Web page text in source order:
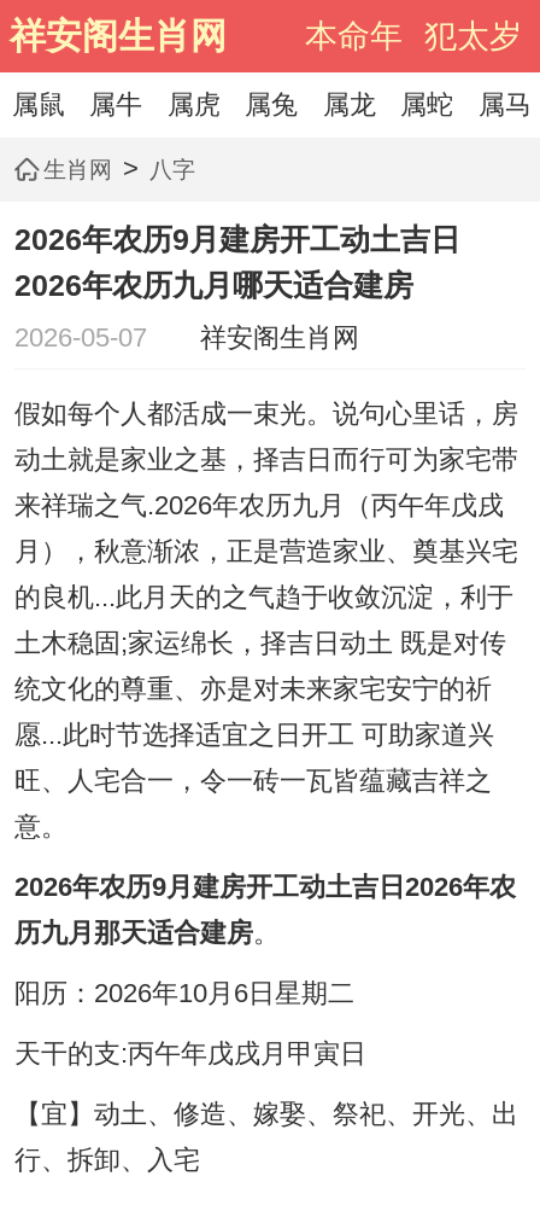
祥安阁生肖网 本命年 犯太岁
属鼠 属牛 属虎 属兔 属龙 属蛇 属马
生肖网 > 八字
2026年农历9月建房开工动土吉日
2026年农历九月哪天适合建房
2026-05-07 祥安阁生肖网
假如每个人都活成一束光。说句心里话，房
动土就是家业之基，择吉日而行可为家宅带
来祥瑞之气.2026年农历九月（丙午年戊戌
月），秋意渐浓，正是营造家业、奠基兴宅
的良机...此月天的之气趋于收敛沉淀，利于
土木稳固;家运绵长，择吉日动土 既是对传
统文化的尊重、亦是对未来家宅安宁的祈
愿...此时节选择适宜之日开工 可助家道兴
旺、人宅合一，令一砖一瓦皆蕴藏吉祥之
意。
2026年农历9月建房开工动土吉日2026年农
历九月那天适合建房。
阳历：2026年10月6日星期二
天干的支:丙午年戊戌月甲寅日
【宜】动土、修造、嫁娶、祭祀、开光、出
行、拆卸、入宅